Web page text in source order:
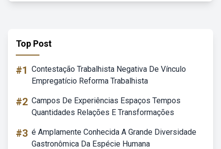
Top Post
#1 Contestação Trabalhista Negativa De Vínculo
Empregatício Reforma Trabalhista
#2 Campos De Experiências Espaços Tempos
Quantidades Relações E Transformações
#3 é Amplamente Conhecida A Grande Diversidade
Gastronômica Da Espécie Humana